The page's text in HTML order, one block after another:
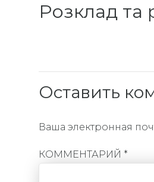
Розклад та
Оставить
Ваша электронная
КОММЕНТАРИЙ *